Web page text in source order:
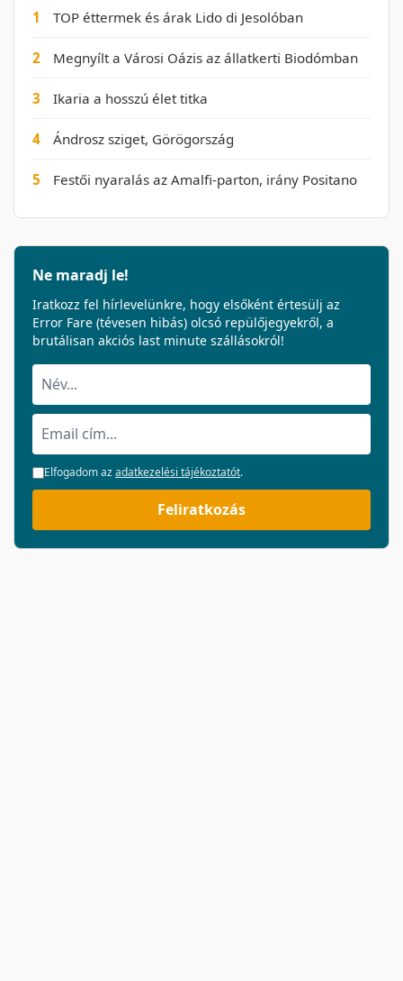
1 TOP éttermek és árak Lido di Jesolóban
2 Megnyílt a Városi Oázis az állatkerti Biodómban
3 Ikaria a hosszú élet titka
4 Ándrosz sziget, Görögország
5 Festői nyaralás az Amalfi-parton, irány Positano
Ne maradj le!
Iratkozz fel hírlevelünkre, hogy elsőként értesülj az
Error Fare (tévesen hibás) olcsó repülőjegyekről, a
brutálisan akciós last minute szállásokról!
Elfogadom azadatkezelési tájékoztatót.
Feliratkozás